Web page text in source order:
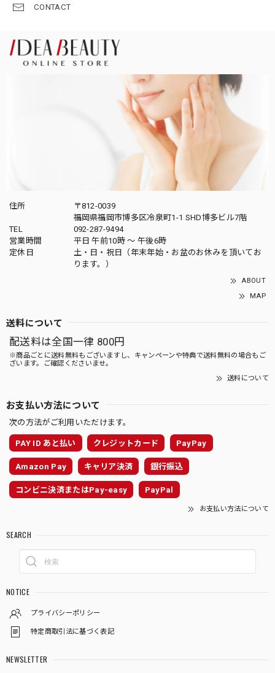
CONTACT
住所
〒812-0039
福岡県福岡市博多区冷泉町1-1 SHD博多ビル7階
TEL
092-287-9494
営業時間
平日 午前10時 〜 午後6時
定休日
土・日・祝日（年末年始・お盆のお休みを頂いてお
ります。）
ABOUT
MAP
送料について
配送料は全国一律 800円
※商品ごとに送料無料もございますし、キャンペーンや特典で送料無料の場合もご
ざいます。ご確認くださいませ。
送料について
お支払い方法について
次の方法がご利用いただけます。
PAY ID あと払い クレジットカード PayPay
Amazon Pay キャリア決済 銀行振込
コンビニ決済またはPay-easy PayPal
お支払い方法について
SEARCH
NOTICE
プライバシーポリシー
特定商取引法に基づく表記
NEWSLETTER